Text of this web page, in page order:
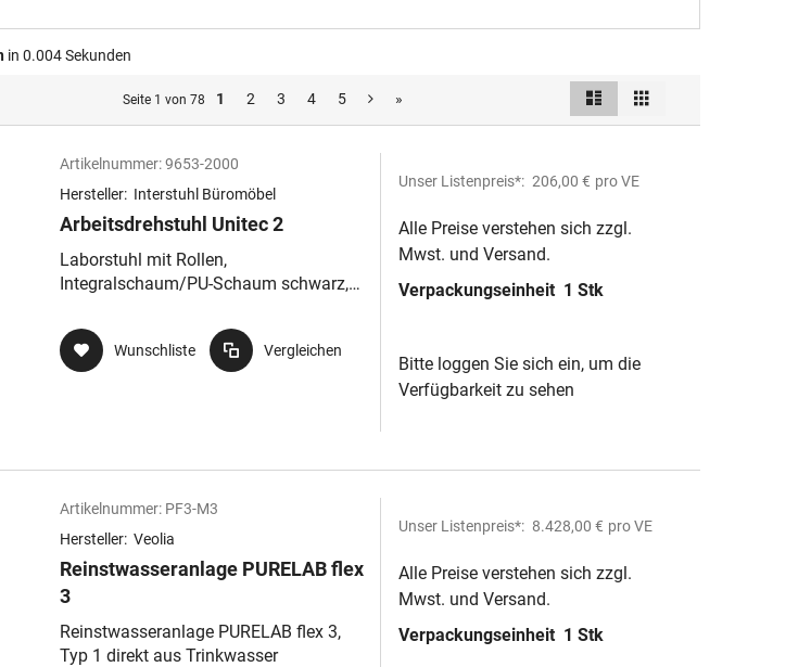
in 0.004 Sekunden
Seite 1 von 78 1 2 3 4 5 » Ansicht
Artikelnummer:9653-2000
Hersteller: Interstuhl Büromöbel
Arbeitsdrehstuhl Unitec 2
Laborstuhl mit Rollen,
Integralschaum/PU-Schaum schwarz,
Fußkreuz schwarz
Wunschliste Vergleichen
Unser Listenpreis*: 206,00 € pro VE
Alle Preise verstehen sich zzgl.
Mwst. und Versand.
Verpackungseinheit 1 Stk
Bitte loggen Sie sich ein, um die
Verfügbarkeit zu sehen
Artikelnummer: PF3-M3
Hersteller: Veolia
Reinstwasseranlage PURELAB flex
3
Reinstwasseranlage PURELAB flex 3,
Typ 1 direkt aus Trinkwasser
Unser Listenpreis*: 8.428,00 € pro VE
Alle Preise verstehen sich zzgl.
Mwst. und Versand.
Verpackungseinheit 1 Stk